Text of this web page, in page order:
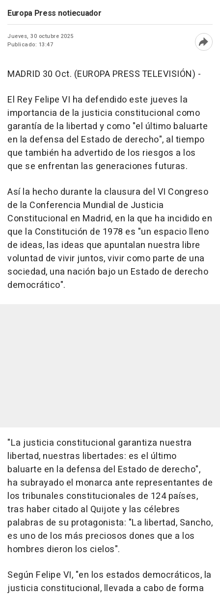
Europa Press notiecuador
Jueves, 30 octubre 2025
Publicado: 13:47
MADRID 30 Oct. (EUROPA PRESS TELEVISIÓN) -
El Rey Felipe VI ha defendido este jueves la
importancia de la justicia constitucional como
garantía de la libertad y como "el último baluarte
en la defensa del Estado de derecho", al tiempo
que también ha advertido de los riesgos a los
que se enfrentan las generaciones futuras.
Así la hecho durante la clausura del VI Congreso
de la Conferencia Mundial de Justicia
Constitucional en Madrid, en la que ha incidido en
que la Constitución de 1978 es "un espacio lleno
de ideas, las ideas que apuntalan nuestra libre
voluntad de vivir juntos, vivir como parte de una
sociedad, una nación bajo un Estado de derecho
democrático".
"La justicia constitucional garantiza nuestra
libertad, nuestras libertades: es el último
baluarte en la defensa del Estado de derecho",
ha subrayado el monarca ante representantes de
los tribunales constitucionales de 124 países,
tras haber citado al Quijote y las célebres
palabras de su protagonista: "La libertad, Sancho,
es uno de los más preciosos dones que a los
hombres dieron los cielos".
Según Felipe VI, "en los estados democráticos, la
justicia constitucional, llevada a cabo de forma